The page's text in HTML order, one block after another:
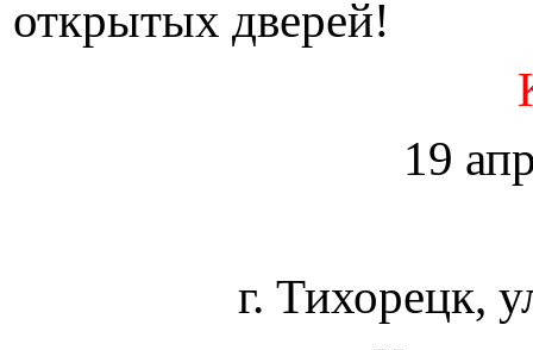
открытых дверей!
19
г. Тихорецк,